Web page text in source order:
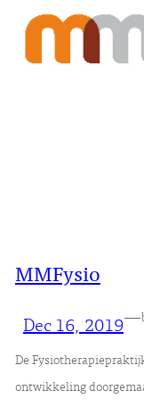
MMFysio
Dec 16, 2019—
De
ontwikkeling